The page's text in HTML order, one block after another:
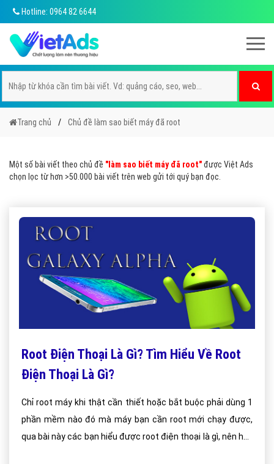
Hotline: 0964 82 6644
Trang chủ Chủ đề làm sao biết máy đã root
Một số bài viết theo chủ đề "làm sao biết máy đã root"được Việt Ads
chọn lọc từ hơn >50.000 bài viết trên web gửi tới quý bạn đọc.
Root Điện Thoại Là Gì? Tìm Hiểu Về Root
Điện Thoại Là Gì?
Chỉ root máy khi thật cần thiết hoặc bắt buộc phải dùng 1
phần mềm nào đó mà máy bạn cần root mới chạy được,
qua bài này các bạn hiểu được root điện thoại là gì, nên hay